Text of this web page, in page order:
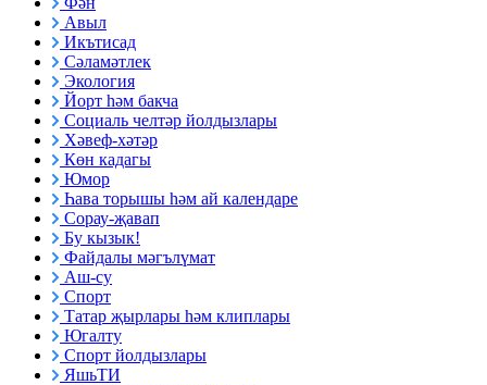
Авыл
Икътисад
Сәламәтлек
Экология
Йорт һәм бакча
Социаль челтәр йолдызлары
Хәвеф-хәтәр
Көн кадагы
Юмор
Һава торышы һәм ай календаре
Сорау-җавап
Бу кызык!
Файдалы мәгълүмат
Аш-су
Спорт
Татар җырлары һәм клиплары
Югалту
Спорт йолдызлары
ЯшьТИ